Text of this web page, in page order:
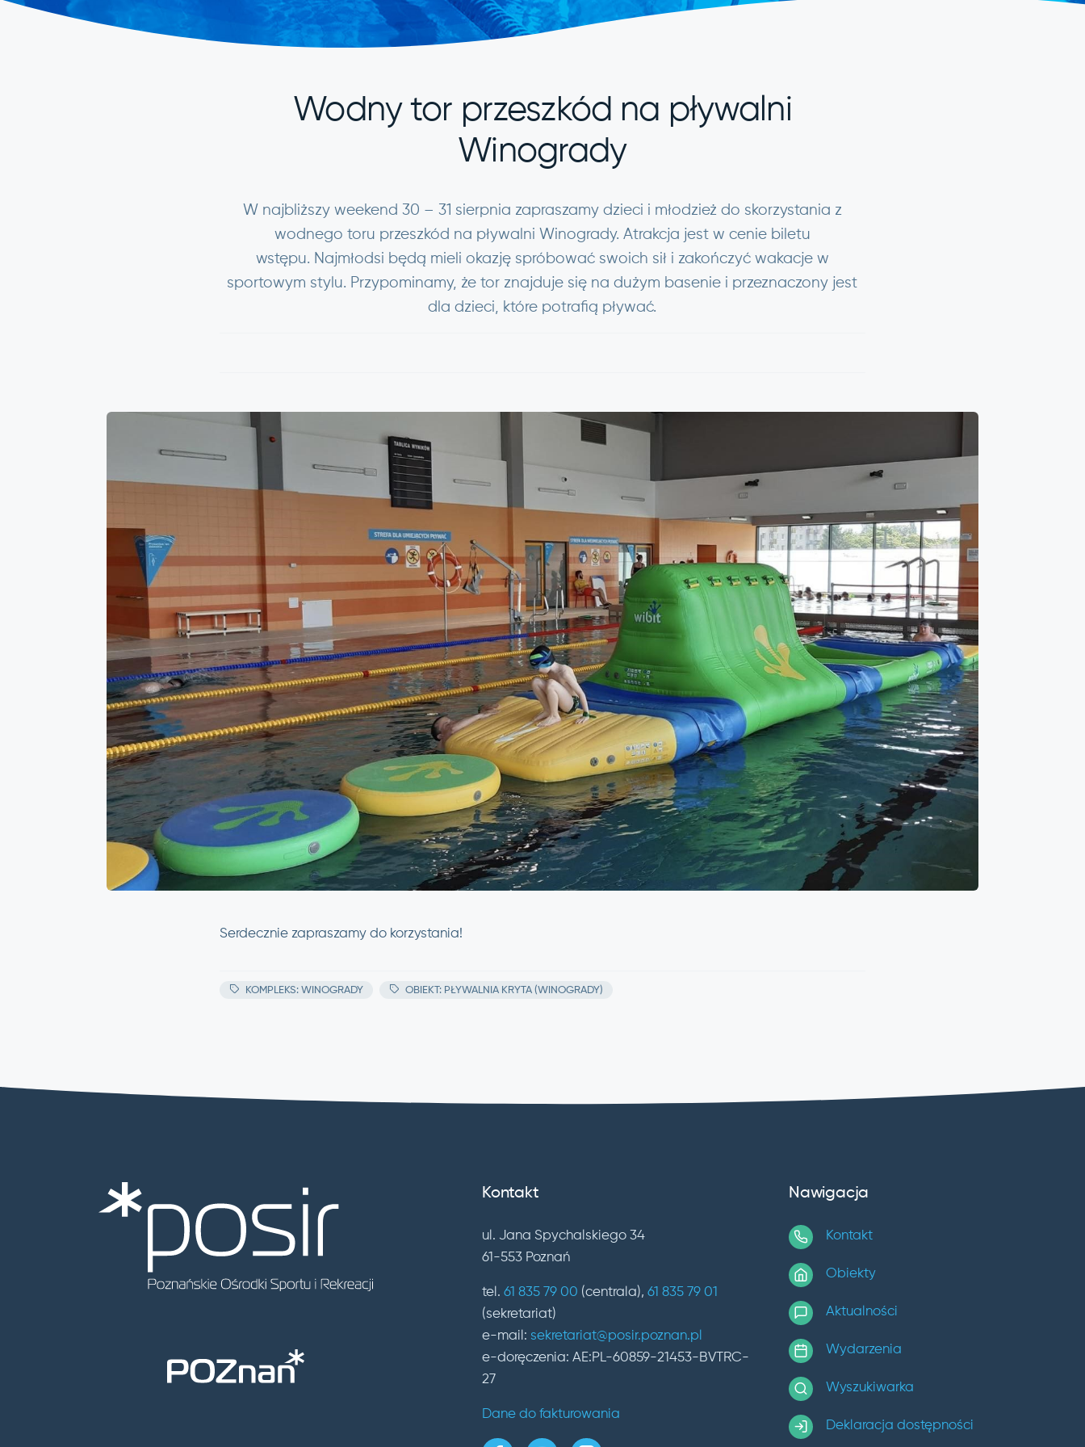
Wodny tor przeszkód na pływalni
Winogrady
W najbliższy weekend 30 – 31 sierpnia zapraszamy dzieci i młodzież do skorzystania z
wodnego toru przeszkód na pływalni Winogrady. Atrakcja jest w cenie biletu
wstępu. Najmłodsi będą mieli okazję spróbować swoich sił i zakończyć wakacje w
sportowym stylu. Przypominamy, że tor znajduje się na dużym basenie i przeznaczony jest
dla dzieci, które potrafią pływać.
Serdecznie zapraszamy do korzystania!
KOMPLEKS: WINOGRADY OBIEKT: PŁYWALNIA KRYTA (WINOGRADY)
Kontakt
ul. Jana Spychalskiego 34
61-553 Poznań
tel. 61 835 79 00 (centrala), 61 835 79 01
(sekretariat)
e-mail: sekretariat@posir.poznan.pl
e-doręczenia: AE:PL-60859-21453-BVTRC-
27
Dane do fakturowania
Nawigacja
Kontakt
Obiekty
Aktualności
Wydarzenia
Wyszukiwarka
Deklaracja dostępności